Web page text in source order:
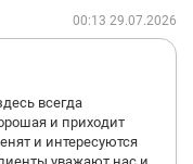
00:13 29.07.2026
всегда
и приходит
и интересуются